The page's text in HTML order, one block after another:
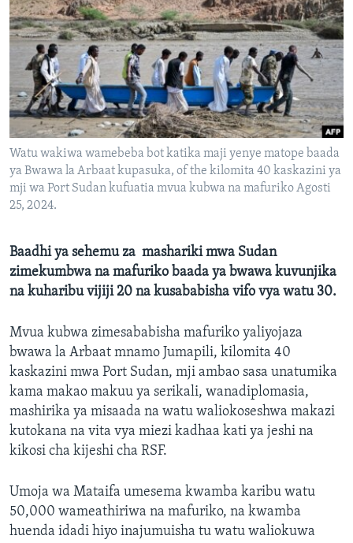
Watu wakiwa wamebeba bot katika maji yenye matope baada
ya Bwawa la Arbaat kupasuka, of the kilomita 40 kaskazini ya
mji wa Port Sudan kufuatia mvua kubwa na mafuriko Agosti
25, 2024.
Baadhi ya sehemu za mashariki mwa Sudan
zimekumbwa na mafuriko baada ya bwawa kuvunjika
na kuharibu vijiji 20 na kusababisha vifo vya watu 30.
Mvua kubwa zimesababisha mafuriko yaliyojaza
bwawa la Arbaat mnamo Jumapili, kilomita 40
kaskazini mwa Port Sudan, mji ambao sasa unatumika
kama makao makuu ya serikali, wanadiplomasia,
mashirika ya misaada na watu waliokoseshwa makazi
kutokana na vita vya miezi kadhaa kati ya jeshi na
kikosi cha kijeshi cha RSF.
Umoja wa Mataifa umesema kwamba karibu watu
50,000 wameathiriwa na mafuriko, na kwamba
huenda idadi hiyo inajumuisha tu watu waliokuwa